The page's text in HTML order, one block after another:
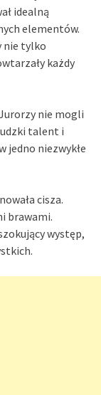
idealną
elementów.
nie tylko
każdy
Jurorzy nie mogli
talent i
jedno niezwykłe
cisza.
brawami.
występ,